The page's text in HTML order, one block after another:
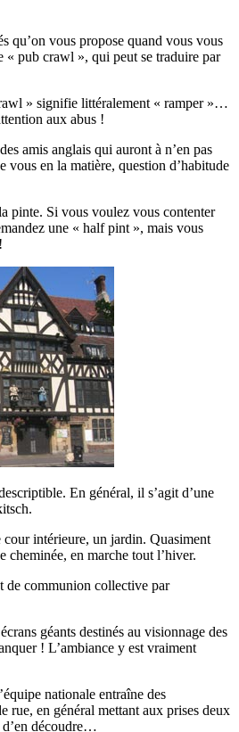
qu’on vous propose quand vous vous
« pub crawl », qui peut se traduire par
» signifie littéralement « ramper »…
aux abus !
amis anglais qui auront à n’en pas
vous en la matière, question d’habitude
pinte. Si vous voulez vous contenter
une « half pint », mais vous
En général, il s’agit d’une
intérieure, un jardin. Quasiment
cheminée, en marche tout l’hiver.
de communion collective par
géants destinés au visionnage des
! L’ambiance y est vraiment
nationale entraîne des
rue, en général mettant aux prises deux
découdre…